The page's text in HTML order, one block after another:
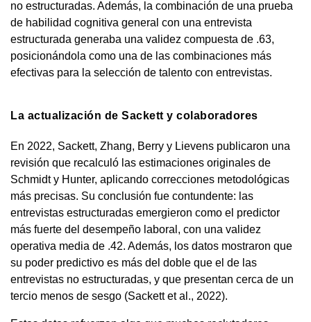
no estructuradas. Además, la combinación de una prueba
de habilidad cognitiva general con una entrevista
estructurada generaba una validez compuesta de .63,
posicionándola como una de las combinaciones más
efectivas para la selección de talento con entrevistas.
La actualización de Sackett y colaboradores
En 2022, Sackett, Zhang, Berry y Lievens publicaron una
revisión que recalculó las estimaciones originales de
Schmidt y Hunter, aplicando correcciones metodológicas
más precisas. Su conclusión fue contundente: las
entrevistas estructuradas emergieron como el predictor
más fuerte del desempeño laboral, con una validez
operativa media de .42. Además, los datos mostraron que
su poder predictivo es más del doble que el de las
entrevistas no estructuradas, y que presentan cerca de un
tercio menos de sesgo (Sackett et al., 2022).